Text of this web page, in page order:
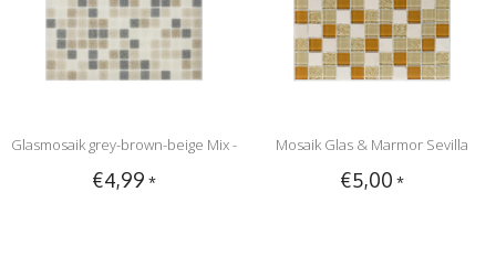
Glasmosaik grey-brown-beige Mix -
33cm x 33cm
€4,99 *
Mosaik Glas & Marmor Sevilla
Creme Beige Wave - 30 cm x 30 cm
€5,00 *